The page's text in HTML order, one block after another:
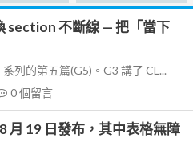
section 不斷線 — 把「當下
列的第五篇(G5)。G3 講了 CL...
0個留言
月 19 日發布，其中表格無障